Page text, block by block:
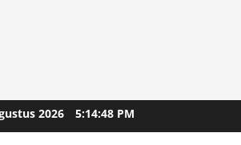
2026 5:14:50 PM